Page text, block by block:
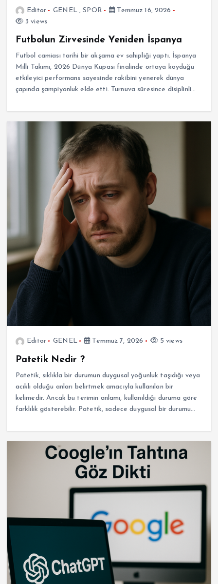
Editor GENEL,SPOR
Temmuz 16, 2026
3 views
Futbolun Zirvesinde Yeniden İspanya
Futbol camiası tarihi bir akşama ev sahipliği yaptı. İspanya
Milli Takımı, 2026 Dünya Kupası finalinde ortaya koyduğu
etkileyici performans sayesinde rakibini yenerek dünya
çapında şampiyonluk elde etti. Turnuva süresince disiplinli…
Editor GENEL Temmuz 7, 2026 5 views
Patetik Nedir ?
Patetik, sıklıkla bir durumun duygusal yoğunluk taşıdığı veya
acıklı olduğu anları belirtmek amacıyla kullanılan bir
kelimedir. Ancak bu terimin anlamı, kullanıldığı duruma göre
farklılık gösterebilir. Patetik, sadece duygusal bir durumu…